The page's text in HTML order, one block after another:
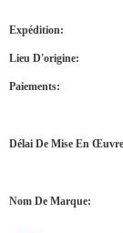
Expédition:
Lieu D'origine:
Paiements:
Délai De Mise En
Nom De Marque: